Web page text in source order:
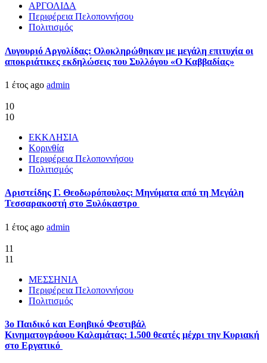
ΑΡΓΟΛΙΔΑ
Περιφέρεια Πελοποννήσου
Πολιτισμός
Λυγουριό Αργολίδας: Ολοκληρώθηκαν με μεγάλη επιτυχία οι
αποκριάτικες εκδηλώσεις του Συλλόγου «Ο Καββαδίας»
1 έτος ago admin
10
10
ΕΚΚΛΗΣΙΑ
Κορινθία
Περιφέρεια Πελοποννήσου
Πολιτισμός
Αριστείδης Γ. Θεοδωρόπουλος: Μηνύματα από τη Μεγάλη
Τεσσαρακοστή στο Ξυλόκαστρο
1 έτος ago admin
11
11
ΜΕΣΣΗΝΙΑ
Περιφέρεια Πελοποννήσου
Πολιτισμός
3ο Παιδικό και Εφηβικό Φεστιβάλ
Κινηματογράφου Καλαμάτας: 1.500 θεατές μέχρι την Κυριακή
στο Εργατικό